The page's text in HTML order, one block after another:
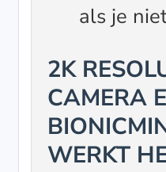
als je
2K
CAMERA
WERKT